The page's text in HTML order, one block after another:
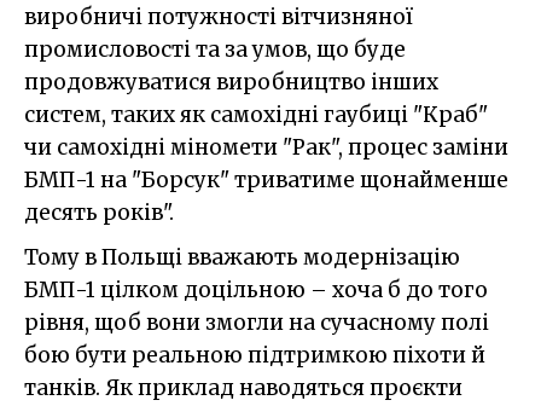
виробничі потужності вітчизняної
промисловості та за умов, що буде
продовжуватися виробництво інших
систем, таких як самохідні гаубиці "Краб"
чи самохідні міномети "Рак", процес заміни
БМП-1 на "Борсук" триватиме щонайменше
десять років".
Тому в Польщі вважають модернізацію
БМП-1 цілком доцільною – хоча б до того
рівня, щоб вони змогли на сучасному полі
бою бути реальною підтримкою піхоти й
танків. Як приклад наводяться проєкти